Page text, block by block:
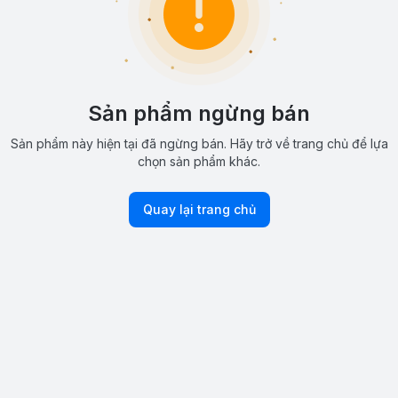
Sản phẩm ngừng bán
Sản phẩm này hiện tại đã ngừng bán. Hãy trở về trang chủ để lựa
chọn sản phẩm khác.
Quay lại trang chủ